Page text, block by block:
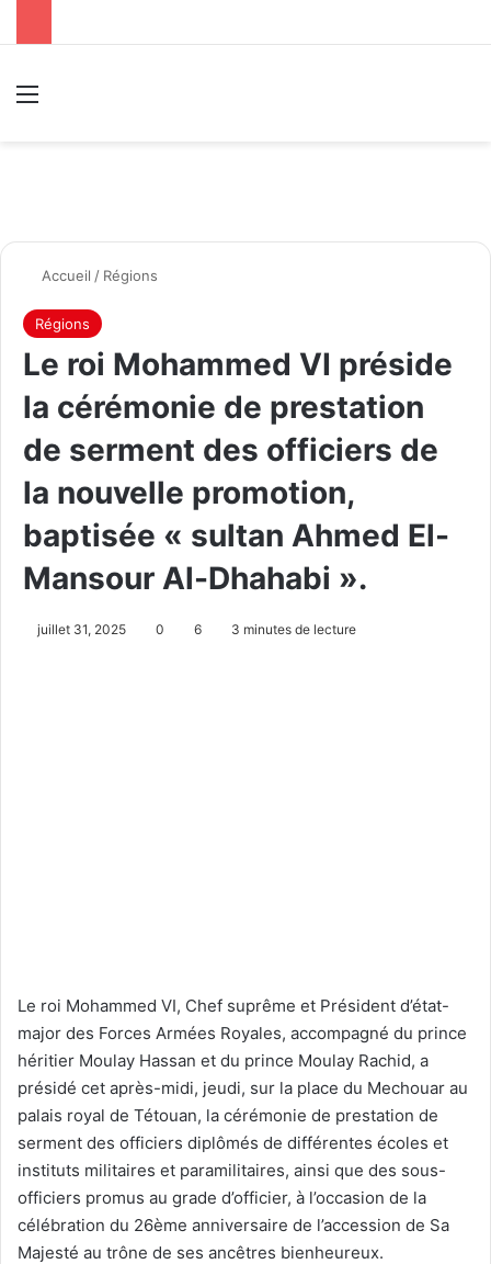
Accueil / Régions
Régions
Le roi Mohammed VI préside
la cérémonie de prestation
de serment des officiers de
la nouvelle promotion,
baptisée « sultan Ahmed El-
Mansour Al-Dhahabi ».
juillet 31, 2025 0 6 3 minutes de lecture
Le roi Mohammed VI, Chef suprême et Président d’état-
major des Forces Armées Royales, accompagné du prince
héritier Moulay Hassan et du prince Moulay Rachid, a
présidé cet après-midi, jeudi, sur la place du Mechouar au
palais royal de Tétouan, la cérémonie de prestation de
serment des officiers diplômés de différentes écoles et
instituts militaires et paramilitaires, ainsi que des sous-
officiers promus au grade d’officier, à l’occasion de la
célébration du 26ème anniversaire de l’accession de Sa
Majesté au trône de ses ancêtres bienheureux.